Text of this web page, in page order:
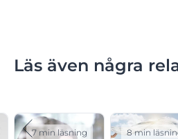
Läs även några
7 min läsning 8 min